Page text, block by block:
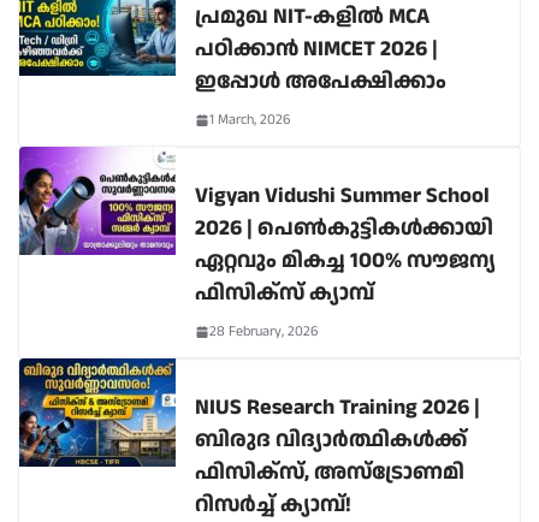
പ്രമുഖ NIT-കളിൽ MCA
പഠിക്കാൻ NIMCET 2026 |
ഇപ്പോൾ അപേക്ഷിക്കാം
1 March, 2026
Vigyan Vidushi Summer School
2026 | പെൺകുട്ടികൾക്കായി
ഏറ്റവും മികച്ച 100% സൗജന്യ
ഫിസിക്സ് ക്യാമ്പ്
28 February, 2026
NIUS Research Training 2026 |
ബിരുദ വിദ്യാർത്ഥികൾക്ക്
ഫിസിക്സ്, അസ്ട്രോണമി
റിസർച്ച് ക്യാമ്പ്!